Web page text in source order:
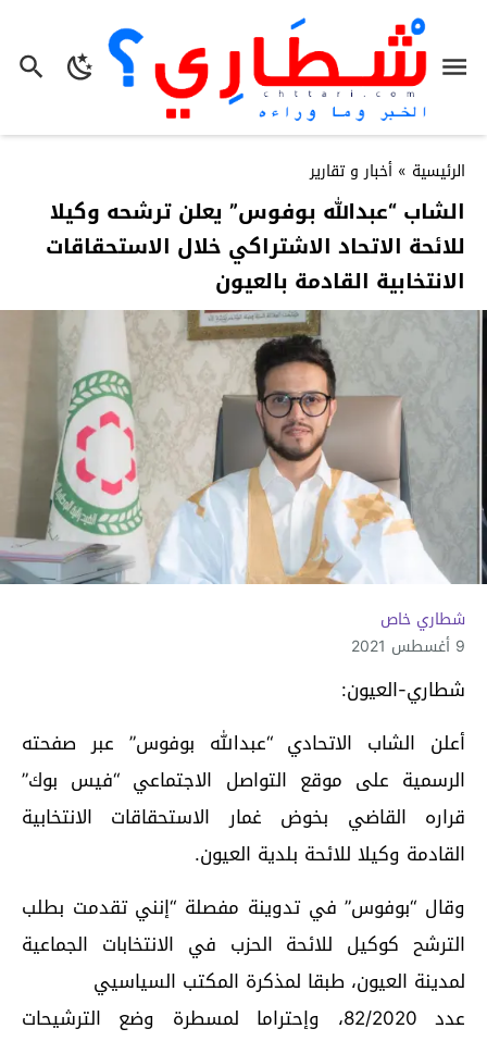
الرئيسية » أخبار و تقارير
الشاب “عبدالله بوفوس” يعلن ترشحه وكيلا
للائحة الاتحاد الاشتراكي خلال الاستحقاقات
الانتخابية القادمة بالعيون
شطاري خاص
9 أغسطس 2021
شطاري-العيون:
أعلن الشاب الاتحادي “عبدالله بوفوس” عبر صفحته
الرسمية على موقع التواصل الاجتماعي “فيس بوك”
قراره القاضي بخوض غمار الاستحقاقات الانتخابية
القادمة وكيلا للائحة بلدية العيون.
وقال “بوفوس” في تدوينة مفصلة “إنني تقدمت بطلب
الترشح كوكيل للائحة الحزب في الانتخابات الجماعية
لمدينة العيون، طبقا لمذكرة المكتب السياسيي
عدد 82/2020، وإحتراما لمسطرة وضع الترشيحات